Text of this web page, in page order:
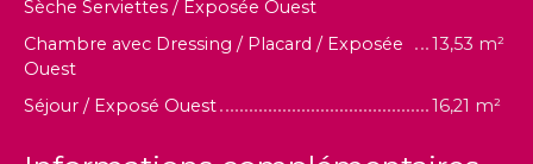
Sèche Serviettes / Exposée Ouest
Chambre avec Dressing / Placard / Exposée
Ouest
13,53 m²
Séjour / Exposé Ouest 16,21 m²